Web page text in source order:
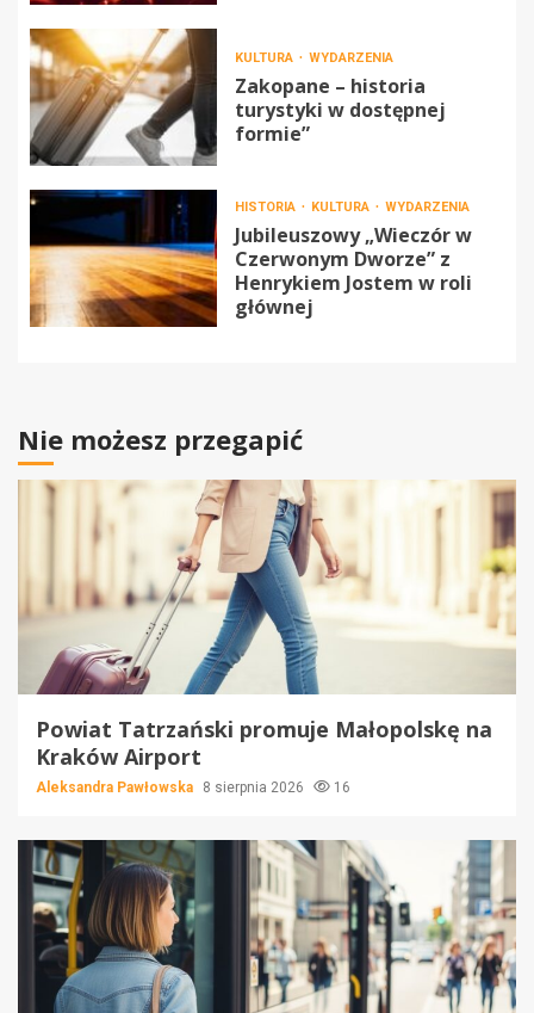
KULTURA WYDARZENIA
Zakopane – historia
turystyki w dostępnej
formie”
HISTORIA KULTURA WYDARZENIA
Jubileuszowy „Wieczór w
Czerwonym Dworze” z
Henrykiem Jostem w roli
głównej
Nie możesz przegapić
Powiat Tatrzański promuje Małopolskę na
Kraków Airport
Aleksandra Pawłowska 8 sierpnia 2026 16